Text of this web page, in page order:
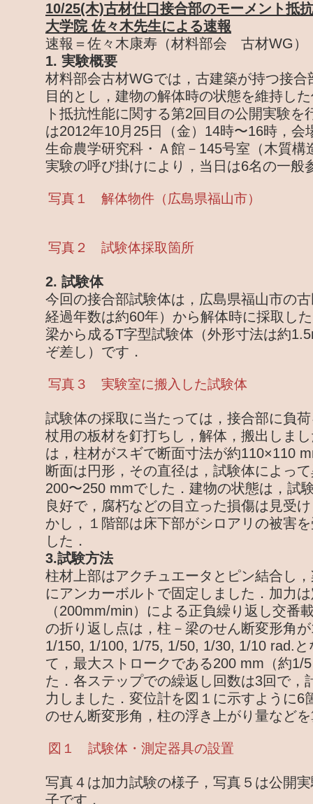
10/25(木)古材仕口接合部のモーメント抵
大学院 佐々木先生による速報
速報＝佐々木康寿（材料部会 古材WG）
1. 実験概要
材料部会古材WGでは，古建築が持つ接
目的とし，建物の解体時の状態を維持し
ト抵抗性能に関する第2回目の公開実験を
は2012年10月25日（金）14時〜16時，会
生命農学研究科・Ａ館－145号室（木質構
実験の呼び掛けにより，当日は6名の一般
写真１ 解体物件（広島県福山市）
写真２ 試験体採取箇所
2. 試験体
今回の接合部試験体は，広島県福山市の
経過年数は約60年）から解体時に採取し
梁から成るT字型試験体（外形寸法は約
ぞ差し）です．
写真３ 実験室に搬入した試験体
試験体の採取に当たっては，接合部に負
杖用の板材を釘打ちし，解体，搬出しま
は，柱材がスギで断面寸法が約110×110
断面は円形，その直径は，試験体によっ
200〜250 mmでした．建物の状態は，試
良好で，腐朽などの目立った損傷は見受
かし，１階部は床下部がシロアリの被害
した．
3.試験方法
柱材上部はアクチュエータとピン結合し
にアンカーボルトで固定しました．加力
（200mm/min）による正負繰り返し交番
の折り返し点は，柱－梁のせん断変形角
1/150, 1/100, 1/75, 1/50, 1/30, 1/10 rad.
て，最大ストロークである200 mm（約1/
た．各ステップでの繰返し回数は3回で，
力しました．変位計を図１に示すように6
のせん断変形角，柱の浮き上がり量など
図１ 試験体・測定器具の設置
写真４は加力試験の様子，写真５は公開
子です．